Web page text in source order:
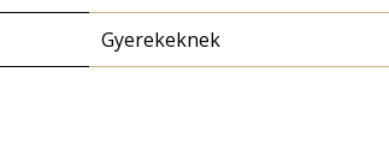
Gyerekeknek